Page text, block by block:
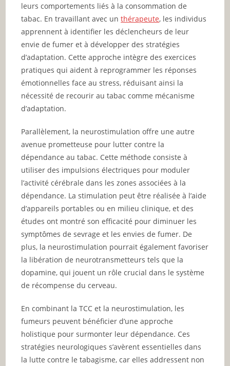
leurs comportements liés à la consommation de
tabac. En travaillant avec unthérapeute, les individus
apprennent à identifier les déclencheurs de leur
envie de fumer et à développer des stratégies
d’adaptation. Cette approche intègre des exercices
pratiques qui aident à reprogrammer les réponses
émotionnelles face au stress, réduisant ainsi la
nécessité de recourir au tabac comme mécanisme
d’adaptation.
Parallèlement, la neurostimulation offre une autre
avenue prometteuse pour lutter contre la
dépendance au tabac. Cette méthode consiste à
utiliser des impulsions électriques pour moduler
l’activité cérébrale dans les zones associées à la
dépendance. La stimulation peut être réalisée à l’aide
d’appareils portables ou en milieu clinique, et des
études ont montré son efficacité pour diminuer les
symptômes de sevrage et les envies de fumer. De
plus, la neurostimulation pourrait également favoriser
la libération de neurotransmetteurs tels que la
dopamine, qui jouent un rôle crucial dans le système
de récompense du cerveau.
En combinant la TCC et la neurostimulation, les
fumeurs peuvent bénéficier d’une approche
holistique pour surmonter leur dépendance. Ces
stratégies neurologiques s’avèrent essentielles dans
la lutte contre le tabagisme, car elles addressent non